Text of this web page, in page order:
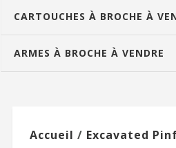
CARTOUCHES À BROCHE À
ARMES À BROCHE À VENDRE
Accueil / Excavated